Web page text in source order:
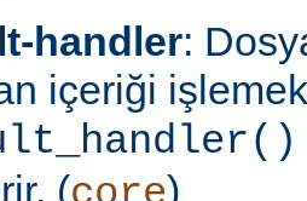
handler:
içeriği
(
)